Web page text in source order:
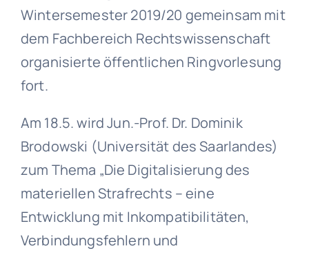
Wintersemester 2019/20 gemeinsam mit
dem Fachbereich Rechtswissenschaft
organisierte öffentlichen Ringvorlesung
fort.
Am 18.5. wird Jun.-Prof. Dr. Dominik
Brodowski (Universität des Saarlandes)
zum Thema „Die Digitalisierung des
materiellen Strafrechts – eine
Entwicklung mit Inkompatibilitäten,
Verbindungsfehlern und